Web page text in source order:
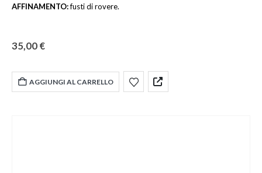
AFFINAMENTO:fusti di rovere.
35,00 €
AGGIUNGI AL CARRELLO